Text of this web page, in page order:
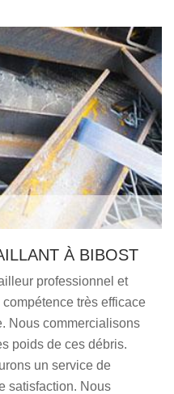
À BIBOST
professionnel et
très efficace
Nous commercialisons
poids de ces débris.
un service de
satisfaction. Nous